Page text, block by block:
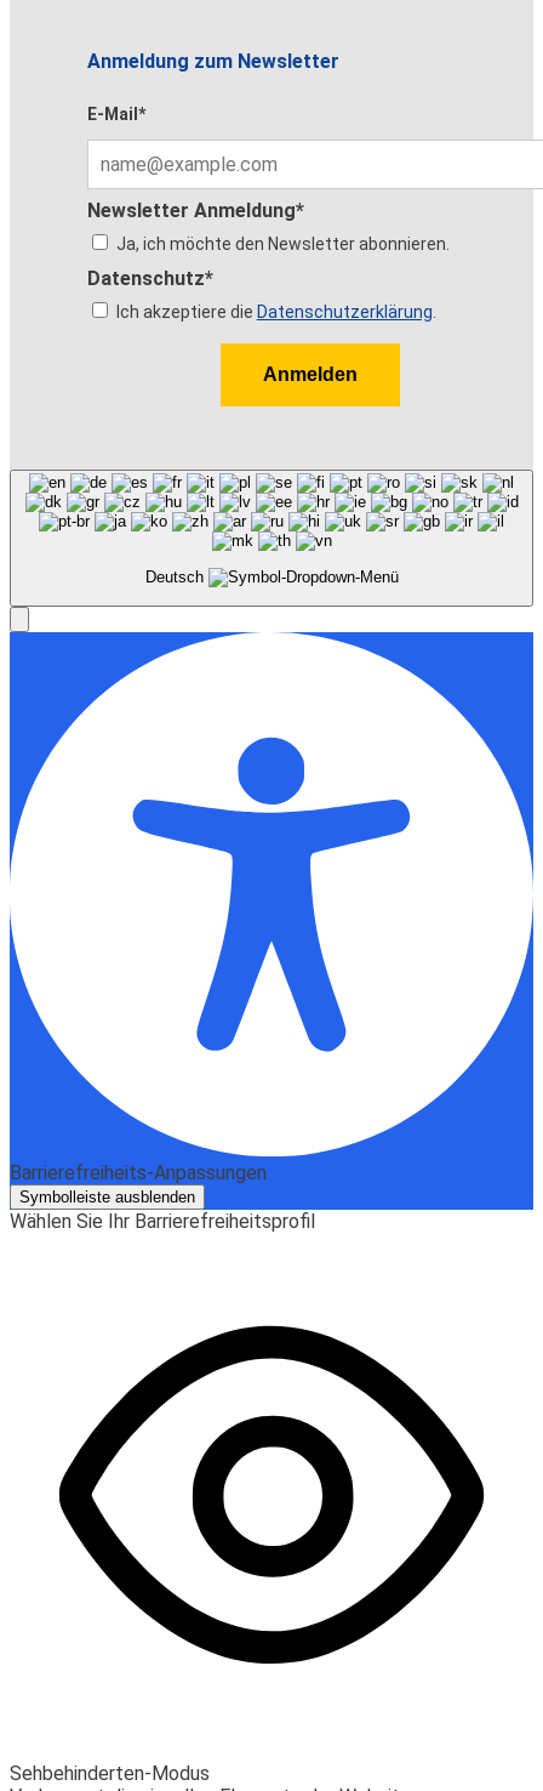
Anmeldung zum Newsletter
E-Mail*
Newsletter Anmeldung*
Ja, ich möchte den Newsletter abonnieren.
Datenschutz*
Ich akzeptiere die Datenschutzerklärung
Anmelden
Deutsch
Barrierefreiheits-Anpassungen
Symbolleiste ausblenden
Wählen Sie Ihr Barrierefreiheitsprofil
Sehbehinderten-Modus